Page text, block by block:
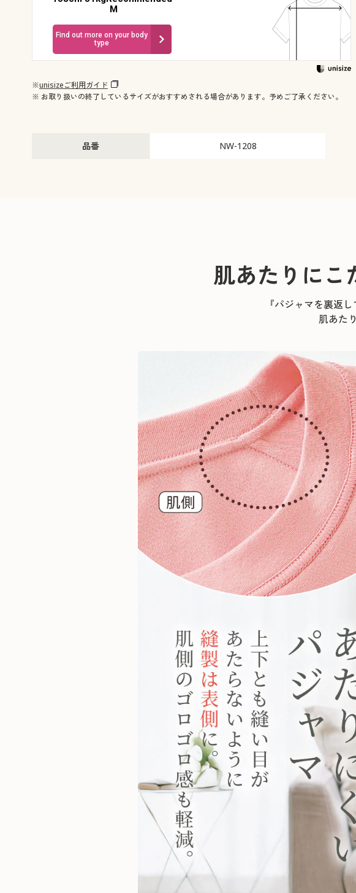
M
Find out more on your body
type
※unisizeご利用ガイド
※ お取り扱いの終了しているサイズがおすすめされる場合があります。予めご了承ください。
品番 NW-1208
肌あたりにこ
『パジャマを裏返
肌あた